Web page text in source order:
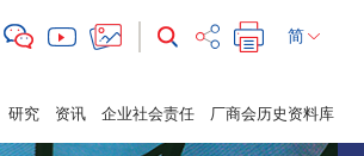
简
研究 资讯 企业社会责任 厂商会历史资料库